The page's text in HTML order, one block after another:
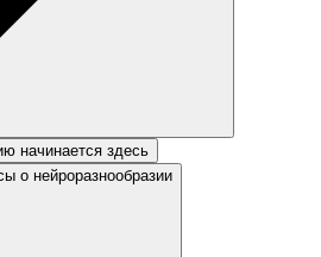
начинается здесь
о нейроразнообразии